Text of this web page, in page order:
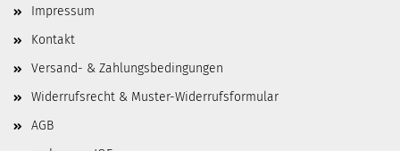
Impressum
Kontakt
Versand- & Zahlungsbedingungen
Widerrufsrecht & Muster-Widerrufsformular
AGB